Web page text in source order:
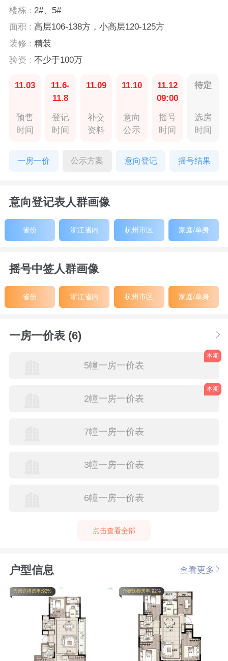
楼栋 : 2#、5#
面积 : 高层106-138方，小高层120-125方
装修 : 精装
验资 : 不少于100万
11.03
预售
时间
11.6-
11.8
登记
时间
11.09
补交
资料
11.10
意向
公示
11.12
09:00
摇号
时间
待定
选房
时间
一房一价 公示方案 意向登记 摇号结果
意向登记表人群画像
省份 浙江省内 杭州市区 家庭/单身
摇号中签人群画像
省份 浙江省内 杭州市区 家庭/单身
一房一价表 (6)
5幢一房一价表
本期
2幢一房一价表
本期
7幢一房一价表
3幢一房一价表
6幢一房一价表
点击查看全部
户型信息 查看更多
含赠送得房率:92% 含赠送得房率:92%